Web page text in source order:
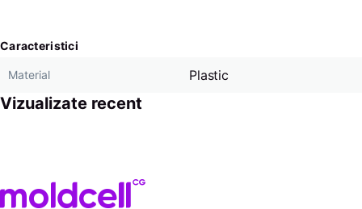
Caracteristici
Material Plastic
Vizualizate recent